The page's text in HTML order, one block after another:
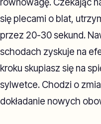
się plecami o blat,
przez 20-30 sekund.
schodach zyskuje na
kroku skupiasz się na
sylwetce. Chodzi o
dokładanie nowych